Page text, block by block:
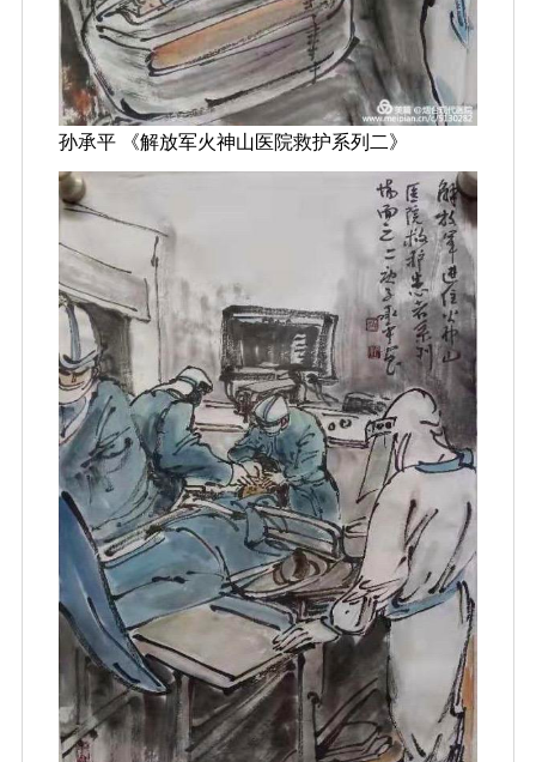
孙承平 《解放军火神山医院救护系列二》